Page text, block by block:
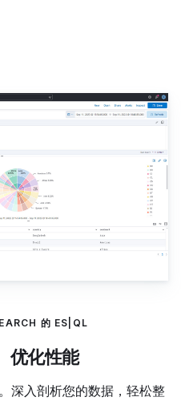
的 ES|QL
优化性能
深入剖析您的数据，轻松整